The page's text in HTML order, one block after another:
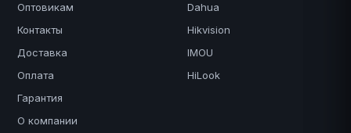
Оптовикам
Контакты
Доставка
Оплата
Гарантия
О компании
Dahua
Hikvision
IMOU
HiLook